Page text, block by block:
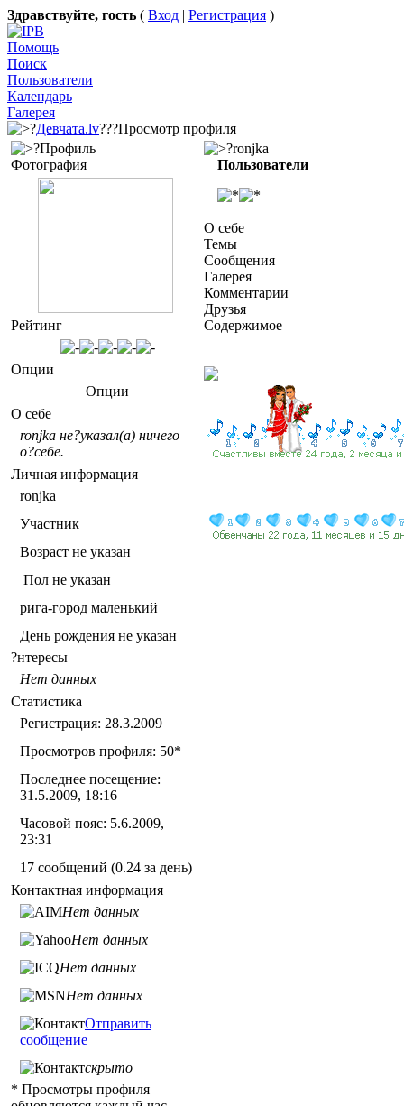
Здравствуйте, гость ( Вход | Регистрация )
Помощь
Поиск
Пользователи
Календарь
Галерея
?Девчата.lv???Просмотр профиля
?Профиль
Фотография
Рейтинг
Опции
Опции
О себе
ronjka не?указал(а) ничего
о?себе.
Личная информация
ronjka
Участник
Возраст не указан
Пол не указан
рига-город маленький
День рождения не указан
?нтересы
Нет данных
Статистика
Регистрация: 28.3.2009
Просмотров профиля: 50*
Последнее посещение:
31.5.2009, 18:16
Часовой пояс: 5.6.2009,
23:31
17 сообщений (0.24 за день)
Контактная информация
Нет данных
Нет данных
Нет данных
Нет данных
Отправить
сообщение
скрыто
* Просмотры профиля
?ronjka
Пользователи
О себе
Темы
Сообщения
Галерея
Комментарии
Друзья
Содержимое